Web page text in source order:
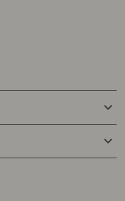
keyboard_arrow_down
keyboard_arrow_down